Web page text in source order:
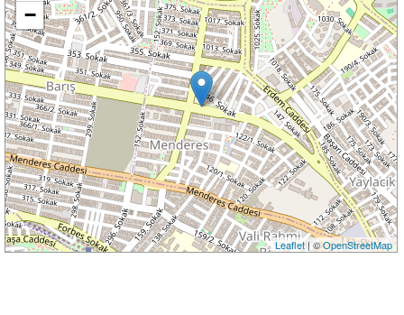
−
Leaflet| ©OpenStreetMap